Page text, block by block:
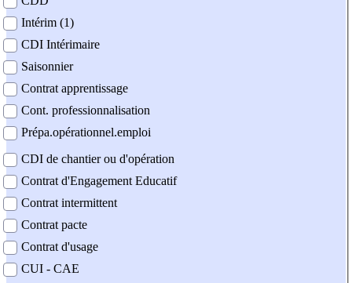
Intérim (1)
CDI Intérimaire
Saisonnier
Contrat apprentissage
Cont. professionnalisation
Prépa.opérationnel.emploi
CDI de chantier ou d'opération
Contrat d'Engagement Educatif
Contrat intermittent
Contrat pacte
Contrat d'usage
CUI - CAE